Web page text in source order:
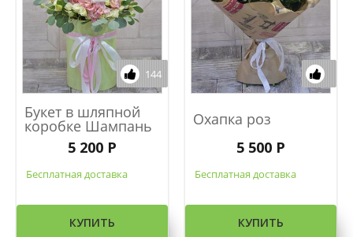
144
Букет в шляпной
коробке Шампань
5 200 Р
Бесплатная доставка
КУПИТЬ
Охапка роз
5 500 Р
Бесплатная доставка
КУПИТЬ